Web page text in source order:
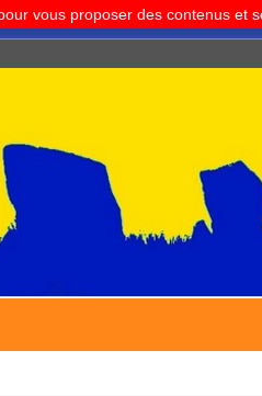
vous proposer des contenus et